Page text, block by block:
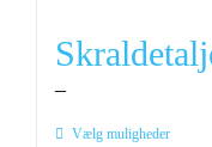
–
Vælg mulighederDette